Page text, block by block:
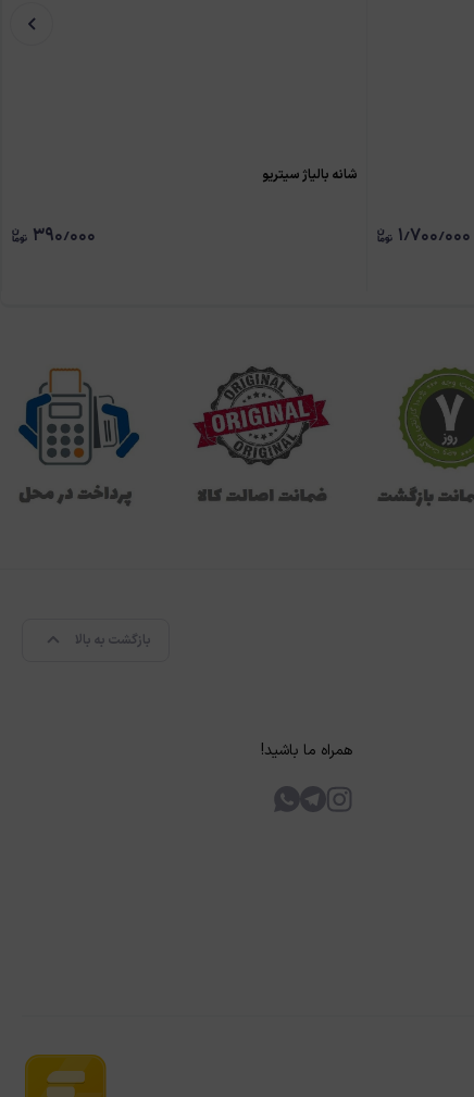
۱٫۷۰۰٫۰۰۰
شانه بالياژ سيتريو
۳۹۰٫۰۰۰
بازگشت به بالا
همراه ما باشید!